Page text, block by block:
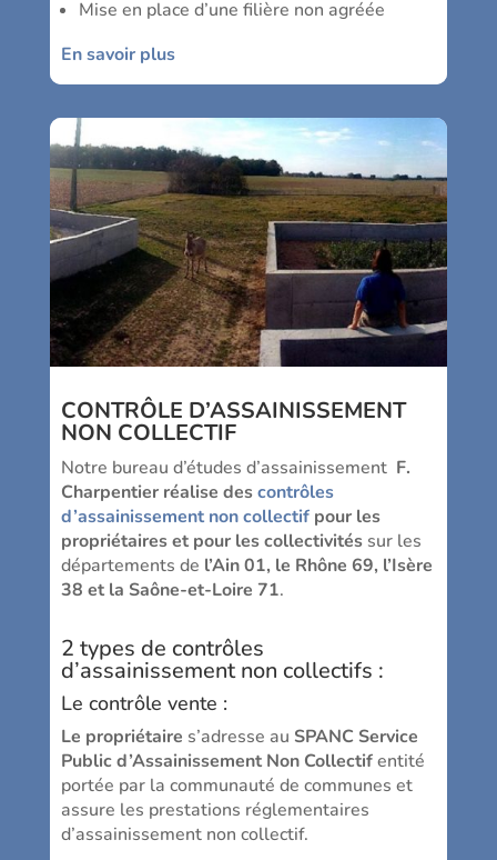
Mise en place d’une filière non agréée
En savoir plus
CONTRÔLE D’ASSAINISSEMENT
NON COLLECTIF
Notre bureau d’études d’assainissement F.
Charpentier réalise descontrôles
d’assainissement non collectifpour les
propriétaires et pour les collectivités sur les
départements de l’Ain 01, le Rhône 69, l’Isère
38 et la Saône-et-Loire 71.
2 types de contrôles
d’assainissement non collectifs :
Le contrôle vente :
Le propriétaire s’adresse au SPANC Service
Public d’Assainissement Non Collectifentité
portée par la communauté de communes et
assure les prestations réglementaires
d’assainissement non collectif.